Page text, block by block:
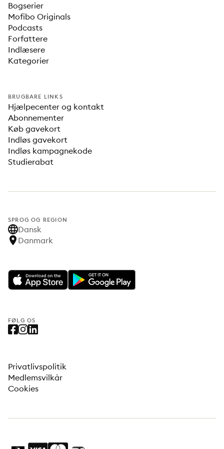
Bogserier
Mofibo Originals
Podcasts
Forfattere
Indlæsere
Kategorier
BRUGBARE LINKS
Hjælpecenter og kontakt
Abonnementer
Køb gavekort
Indløs gavekort
Indløs kampagnekode
Studierabat
SPROG OG REGION
Dansk
Danmark
FØLG OS
Privatlivspolitik
Medlemsvilkår
Cookies